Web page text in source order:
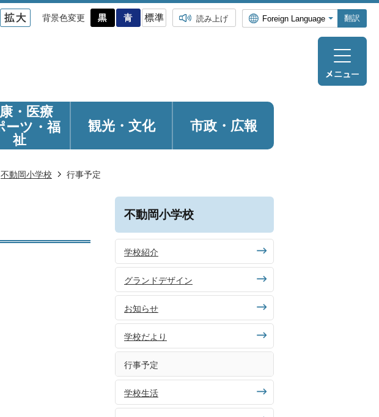
背景色変更 読み上げ 翻訳
・医療
ーツ・福
祉
観光・ 文化 市政・広報
不動岡小学校 行事予定
不動岡小学校
学校紹介
グランドデザイン
お知らせ
学校だより
行事予定
学校生活